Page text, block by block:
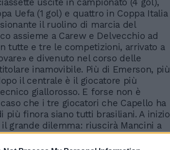
Uefa (1 gol) e quattro in Coppa Italia
il ruolino di marcia del
assieme a Carew e Delvecchio ad
tutte e tre le competizioni, arrivato a
e divenuto nel corso delle
inamovibile. Più di Emerson, più
il centrale è il giocatore più
giallorosso. E forse non è
che i tre giocatori che Capello ha
più finora siano tutti brasiliani. A inizio
grande dilemma: riuscirà Mancini a
Cafu? Ebbene, il «tranquillo»
messo meno del previsto e il ricordo